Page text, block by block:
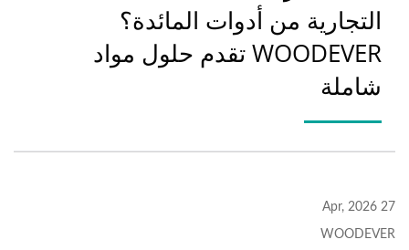
التجارية من أدوات المائدة؟
WOODEVER تقدم حلول مواد
شاملة
27 Apr, 2026
WOODEVER